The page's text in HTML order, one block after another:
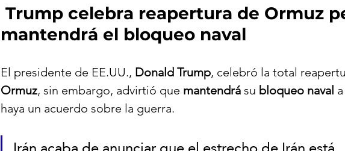
Trump celebra reapertura de Ormuz
mantendrá el bloqueo naval
El presidente de EE.UU., Donald Trump, celebró la total
Ormuz, sin embargo, advirtió que mantendrá su bloqueo naval a
haya un acuerdo sobre la guerra.